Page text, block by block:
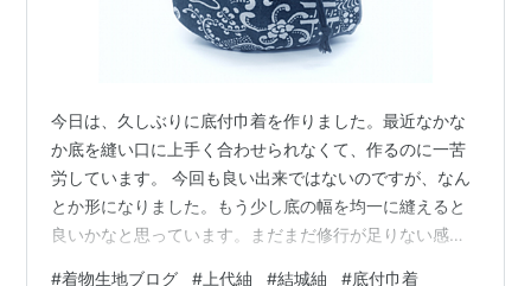
今日は、久しぶりに底付巾着を作りました。最近なかな
か底を縫い口に上手く合わせられなくて、作るのに一苦
労しています。 今回も良い出来ではないのですが、なん
とか形になりました。もう少し底の幅を均一に縫えると
良いかなと思っています。まだまだ修行が足りない感じ
#着物生地ブログ # 上代紬 #結城紬 #底付巾着